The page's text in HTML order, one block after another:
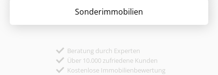
Sonder­immobilien
Beratung durch Experten
Über 10.000 zufriedene Kunden
Kostenlose Immobilienbewertung